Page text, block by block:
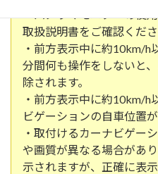
・パノラマモニターの使
取扱説明書をご確認くださ
・前方表示中に約10km/h
分間何も操作をしないと
除されます。
・前方表示中に約10km/h
ビゲーションの自車位置
・取付けるカーナビゲー
や画質が異なる場合があ
示されますが、正確に表